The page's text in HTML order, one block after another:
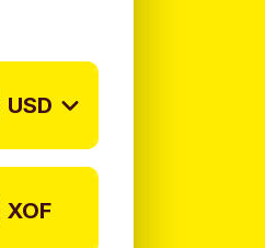
USD
XOF